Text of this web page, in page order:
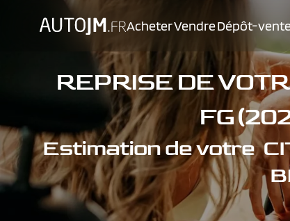
AcheterVendreDépôt-
REPRISE DE
FG
Estimation de votre